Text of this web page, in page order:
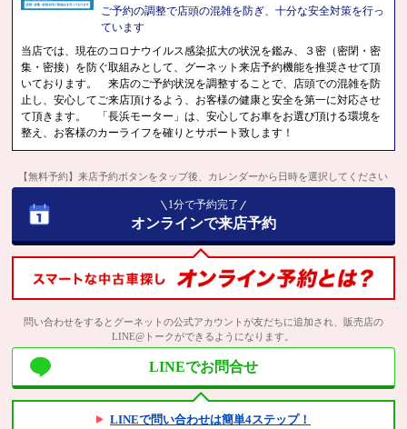
ご予約の調整で店頭の混雑を防ぎ、十分な安全対策を行っ
ています
当店では、現在のコロナウイルス感染拡大の状況を鑑み、３密（密閉・密
集・密接）を防ぐ取組みとして、グーネット来店予約機能を推奨させて頂
いております。 来店のご予約状況を調整することで、店頭での混雑を防
止し、安心してご来店頂けるよう、お客様の健康と安全を第一に対応させ
て頂きます。 「長浜モーター」は、安心してお車をお選び頂ける環境を
整え、お客様のカーライフを確りとサポート致します！
【無料予約】来店予約ボタンをタップ後、カレンダーから日時を選択してください
1分で予約完了
オンラインで来店予約
問い合わせをするとグーネットの公式アカウントが友だちに追加され、販売店の
LINE@トークができるようになります。
LINEでお問合せ
LINEで問い合わせは簡単4ステップ！